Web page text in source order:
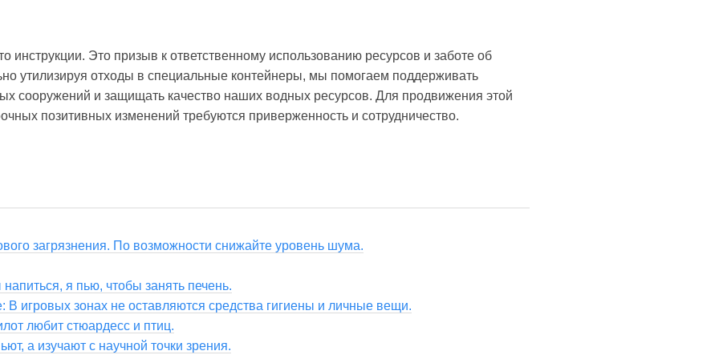
инструкции. Это призыв к ответственному использованию ресурсов и заботе об
утилизируя отходы в специальные контейнеры, мы помогаем поддерживать
сооружений и защищать качество наших водных ресурсов. Для продвижения этой
позитивных изменений требуются приверженность и сотрудничество.
загрязнения. По возможности снижайте уровень шума.
я пью, чтобы занять печень.
В игровых зонах не оставляются средства гигиены и личные вещи.
любит стюардесс и птиц.
а изучают с научной точки зрения.